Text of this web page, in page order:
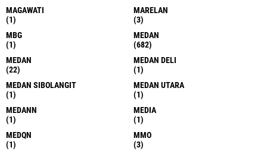
MAGAWATI
(1)
MARELAN
(3)
MBG
(1)
MEDAN
(682)
MEDAN
(22)
MEDAN DELI
(1)
MEDAN SIBOLANGIT
(1)
MEDAN UTARA
(1)
MEDANN
(1)
MEDIA
(1)
MEDQN
(1)
MMO
(3)